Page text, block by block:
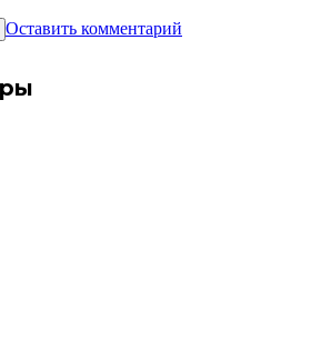
Оставить комментарий